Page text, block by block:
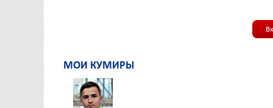
МОИ КУМИРЫ